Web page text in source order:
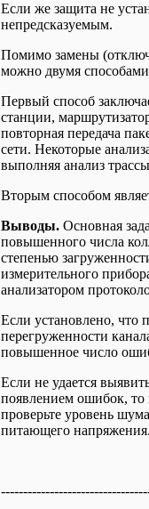
Если же защита не
непредсказуемым.
Помимо замены
можно двумя
Первый способ
станции,
повторная передача
сети. Некоторые
выполняя анализ
Вторым способом
Выводы. Основная
повышенного числа
степенью
измерительного
анализатором
Если установлено, что
перегруженности
повышенное число
Если не удается
появлением ошибок, то
проверьте уровень
питающего